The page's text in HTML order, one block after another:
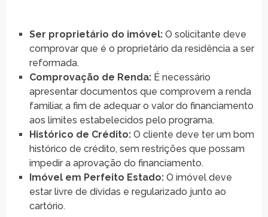
Ser proprietário do imóvel:O solicitante deve
comprovar que é o proprietário da residência a ser
reformada.
Comprovação de Renda:É necessário
apresentar documentos que comprovem a renda
familiar, a fim de adequar o valor do financiamento
aos limites estabelecidos pelo programa.
Histórico de Crédito:O cliente deve ter um bom
histórico de crédito, sem restrições que possam
impedir a aprovação do financiamento.
Imóvel em Perfeito Estado:O imóvel deve
estar livre de dívidas e regularizado junto ao
cartório.